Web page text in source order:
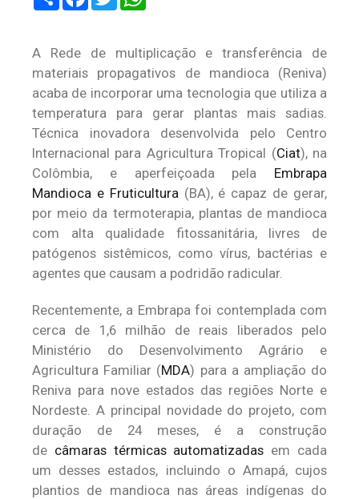
A Rede de multiplicação e transferência de
materiais propagativos de mandioca (Reniva)
acaba de incorporar uma tecnologia que utiliza a
temperatura para gerar plantas mais sadias.
Técnica inovadora desenvolvida pelo Centro
Internacional para Agricultura Tropical (Ciat), na
Colômbia, e aperfeiçoada pela Embrapa
Mandioca e Fruticultura(BA), é capaz de gerar,
por meio da termoterapia, plantas de mandioca
com alta qualidade fitossanitária, livres de
patógenos sistêmicos, como vírus, bactérias e
agentes que causam a podridão radicular.
Recentemente, a Embrapa foi contemplada com
cerca de 1,6 milhão de reais liberados pelo
Ministério do Desenvolvimento Agrário e
Agricultura Familiar (MDA) para a ampliação do
Reniva para nove estados das regiões Norte e
Nordeste. A principal novidade do projeto, com
duração de 24 meses, é a construção
de câmaras térmicas automatizadas em cada
um desses estados, incluindo o Amapá, cujos
plantios de mandioca nas áreas indígenas do